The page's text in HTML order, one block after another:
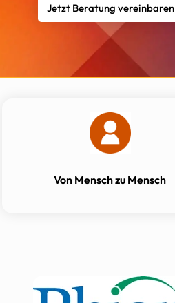
Jetzt Beratung vereinbaren
Von Mensch zu Mensch